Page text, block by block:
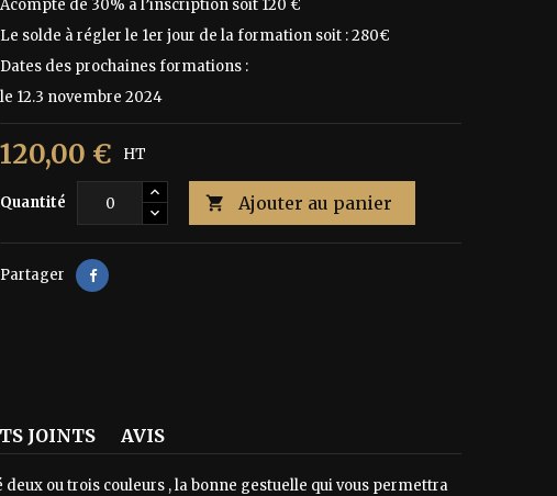
Acompte de 30% à l’inscription soit 120 €
Le solde à régler le 1er jour de la formation soit : 280€
Dates des prochaines formations :
le 12.3 novembre 2024
120,00 € HT
Quantité  Ajouter au panier
Partager
JOINTS AVIS
ou trois couleurs , la bonne gestuelle qui vous permettra